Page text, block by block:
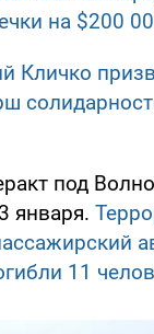
на $200
Кличко
под
января.
11